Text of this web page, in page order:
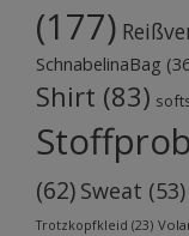
(177)
SchnabelinaBag
Shirt (83)
(62) Sweat (53)
Trotzkopfkleid (23)